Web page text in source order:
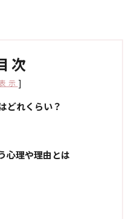
次
示 ]
どれくらい？
心理や理由とは